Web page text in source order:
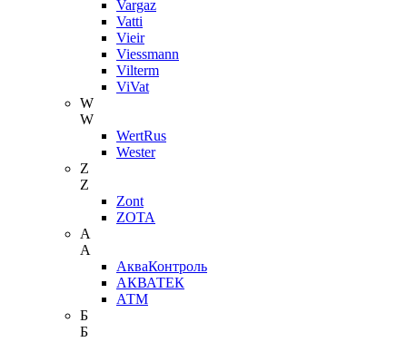
Vargaz
Vatti
Vieir
Viessmann
Vilterm
ViVat
W
W
WertRus
Wester
Z
Z
Zont
ZOTA
А
А
АкваКонтроль
АКВАТЕК
АТМ
Б
Б